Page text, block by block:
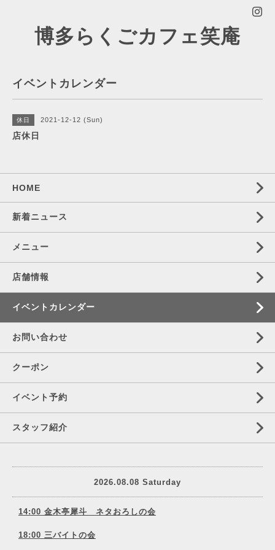
博多らくごカフェ笑庵
イベントカレンダー
休日 2021-12-12 (Sun)
店休日
HOME
新着ニュース
メニュー
店舗情報
イベントカレンダー
お問い合わせ
クーポン
イベント予約
スタッフ紹介
2026.08.08 Saturday
14:00 金木亭犀斗 ネタおろしの会
18:00 三バイトの会